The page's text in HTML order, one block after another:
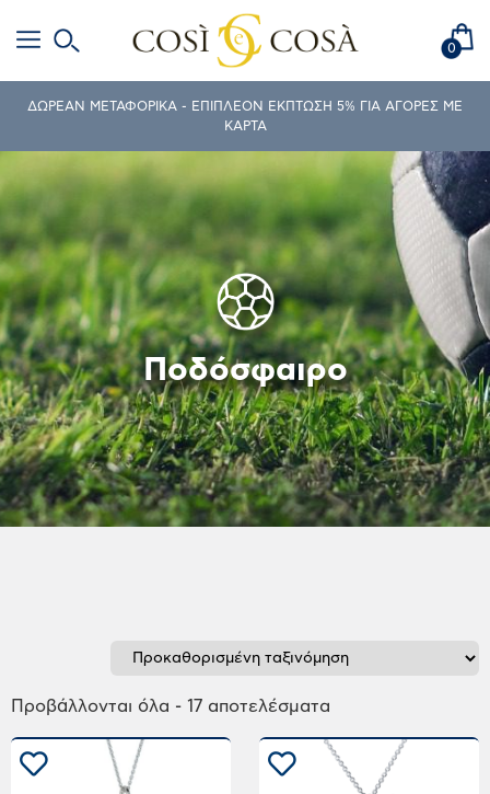
0
ΔΩΡΕΑΝ ΜΕΤΑΦΟΡΙΚΑ - ΕΠΙΠΛΕΟΝ ΕΚΠΤΩΣΗ 5% ΓΙΑ ΑΓΟΡΕΣ ΜΕ
ΚΑΡΤΑ
Ποδόσφαιρο
Προβάλλονται όλα - 17 αποτελέσματα